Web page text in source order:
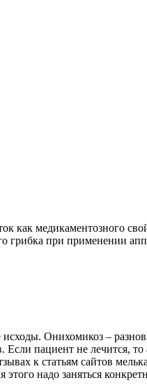
как медикаментозного
грибка при применении
Онихомикоз –
пациент не лечится, то
к статьям сайтов
надо заняться